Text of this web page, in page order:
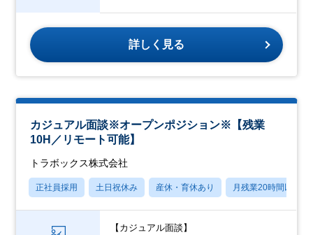
詳しく見る
カジュアル面談※オープンポジション※【残業
10H／リモート可能】
トラボックス株式会社
正社員採用 土日祝休み 産休・育休あり 月残業20時間以内
【カジュアル面談】